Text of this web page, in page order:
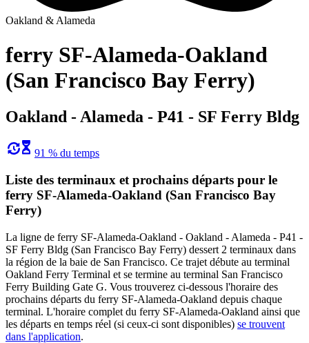
Oakland & Alameda
ferry SF-Alameda-Oakland
(San Francisco Bay Ferry)
Oakland - Alameda - P41 - SF Ferry Bldg
91 % du temps
Liste des terminaux et prochains départs pour le
ferry SF-Alameda-Oakland (San Francisco Bay
Ferry)
La ligne de ferry SF-Alameda-Oakland - Oakland - Alameda - P41 -
SF Ferry Bldg (San Francisco Bay Ferry) dessert 2 terminaux dans
la région de la baie de San Francisco. Ce trajet débute au terminal
Oakland Ferry Terminal et se termine au terminal San Francisco
Ferry Building Gate G. Vous trouverez ci-dessous l'horaire des
prochains départs du ferry SF-Alameda-Oakland depuis chaque
terminal. L'horaire complet du ferry SF-Alameda-Oakland ainsi que
les départs en temps réel (si ceux-ci sont disponibles) se trouvent
dans l'application.